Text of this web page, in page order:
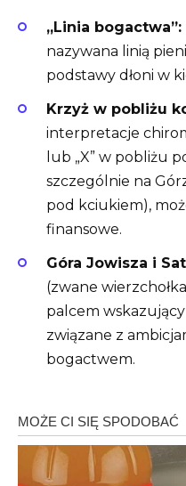
„Linia bogactwa”:
nazywana linią
podstawy dłoni w
Krzyż w pobliżu
interpretacje
lub „X” w pobliżu
szczególnie na
pod kciukiem),
finansowe.
Góra Jowisza i
(zwane
palcem
związane z
bogactwem.